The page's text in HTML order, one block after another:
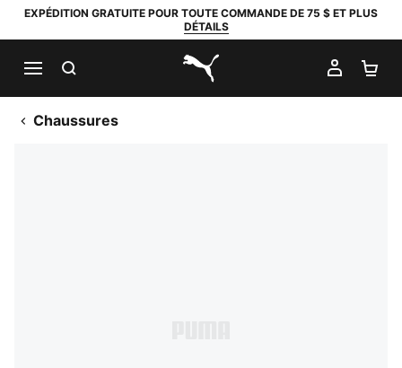
EXPÉDITION GRATUITE POUR TOUTE COMMANDE DE 75 $ ET PLUS
DÉTAILS
PUMA.com
MON
Chaussures